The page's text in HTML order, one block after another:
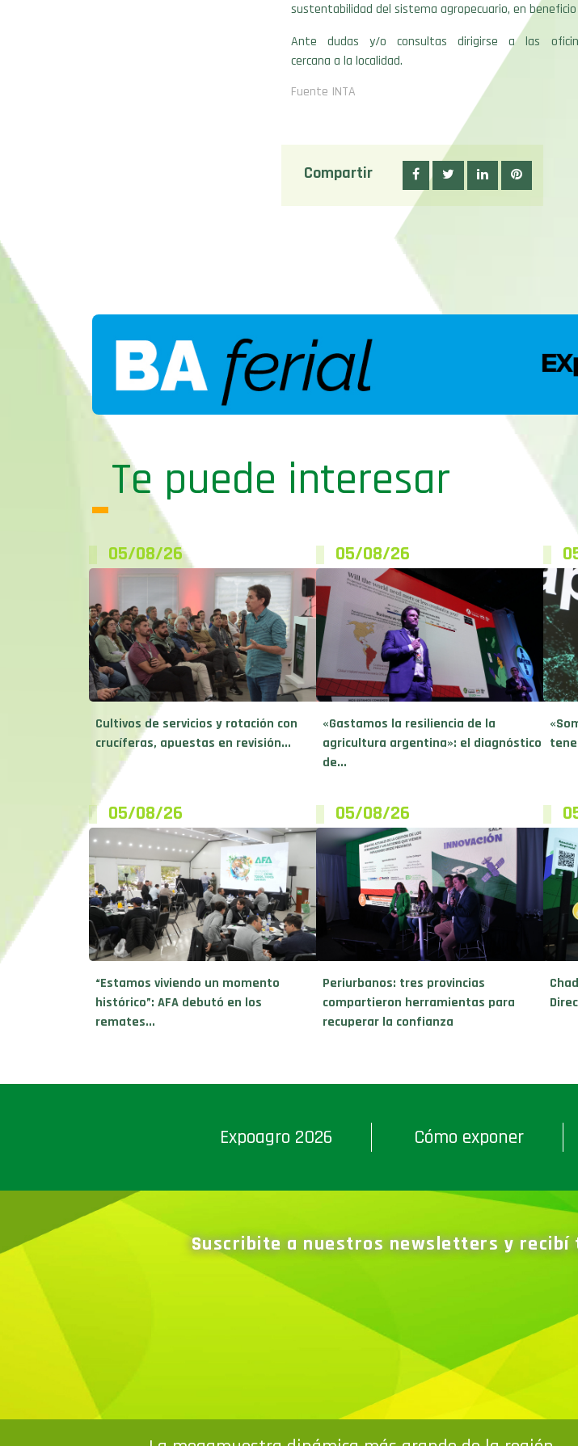
sustentabilidad del sistema agropecuario, en
Ante dudas y/o consultas dirigirse a las
cercana a la localidad.
Fuente INTA
Compartir
Te puede interesar
05/08/26
Cultivos de servicios y rotación con
crucíferas, apuestas en revisión...
05/08/26
«Gastamos la resiliencia de la
agricultura argentina»: el diagnóstico
de...
05/08/26
“Estamos viviendo un momento
histórico”: AFA debutó en los
remates...
05/08/26
Periurbanos: tres provincias
compartieron herramientas para
recuperar la confianza
Expoagro 2026 Cómo exponer
Suscribite a nuestros newsletters y recibí